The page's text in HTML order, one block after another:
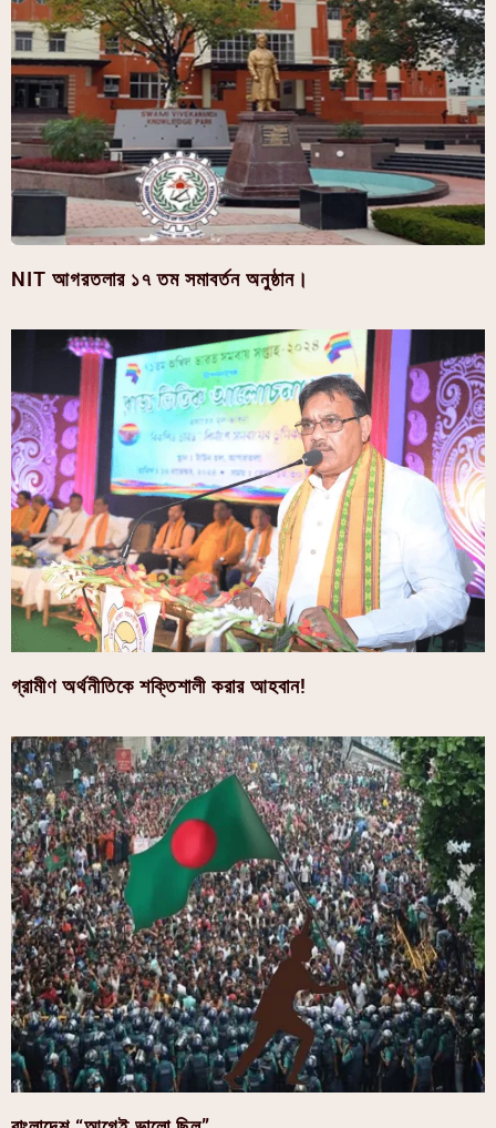
NIT আগরতলার ১৭ তম সমাবর্তন অনুষ্ঠান।
গ্রামীণ অর্থনীতিকে শক্তিশালী করার আহবান!